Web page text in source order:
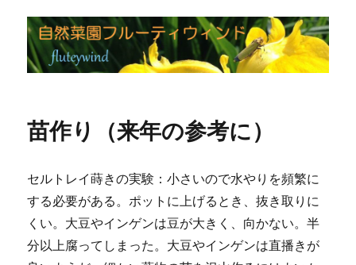
苗作り（来年の参考に）
セルトレイ蒔きの実験：小さいので水やりを頻繁に
する必要がある。ポットに上げるとき、抜き取りに
くい。大豆やインゲンは豆が大きく、向かない。半
分以上腐ってしまった。大豆やインゲンは直播きが